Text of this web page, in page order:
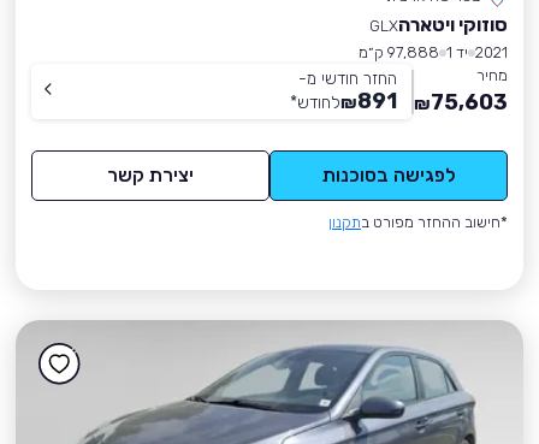
סוזוקי ויטארהGLX
2021 יד 1
97,888 ק״מ
מחיר
75,603
₪
החזר חודשי מ-
891
₪לחודש*
לפגישה בסוכנות יצירת קשר
*חישוב ההחזר מפורט בתקנון